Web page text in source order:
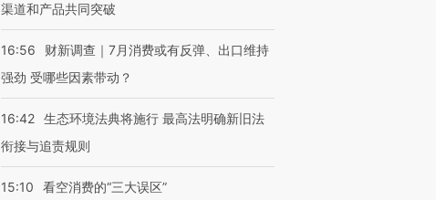
渠道和产品共同突破
16:56
财新调查｜7月消费或有反弹、出口维持
强劲 受哪些因素带动？
16:42 生态环境法典将施行 最高法明确新旧法
衔接与追责规则
15:10 看空消费的“三大误区”